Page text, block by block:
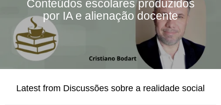
Conteúdos escolares produzidos
por IA e alienação docente
Latest from Discussões sobre a realidade social